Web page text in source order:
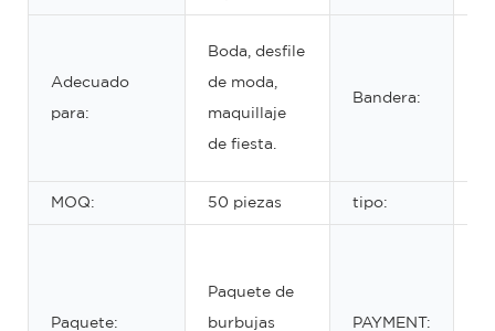
Adecuado
para:
Boda, desfile
de moda,
maquillaje
de fiesta.
Bandera:
MOQ: 50 piezas tipo:
Paquete:
Paquete de
burbujas PAYMENT: